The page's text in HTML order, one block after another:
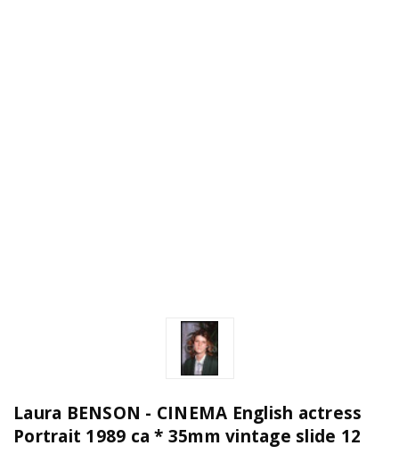
Laura BENSON - CINEMA English actress
Portrait 1989 ca * 35mm vintage slide 12